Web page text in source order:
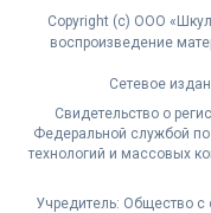
Copyright (с) ООО
воспроизведение
Сетевое
Свидетельство о
Федеральной службой
технологий и массовых
Учредитель: Общество с